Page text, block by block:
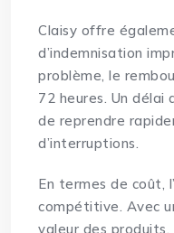
Claisy offre
d’indemnisation
problème, le
72 heures. Un
de reprendre
d’interruptions.
En termes de coût,
compétitive. Avec
valeur des